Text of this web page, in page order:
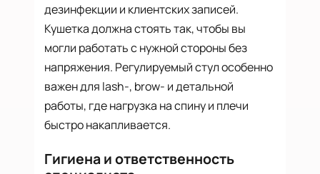
дезинфекции и клиентских записей.
Кушетка должна стоять так, чтобы вы
могли работать с нужной стороны без
напряжения. Регулируемый стул особенно
важен для lash-, brow- и детальной
работы, где нагрузка на спину и плечи
быстро накапливается.
Гигиена и ответственность